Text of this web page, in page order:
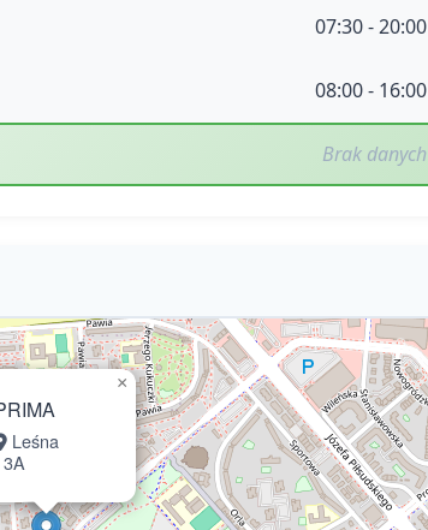
07:30 - 20:00
08:00 - 16:00
Brak danych
Leśna
×